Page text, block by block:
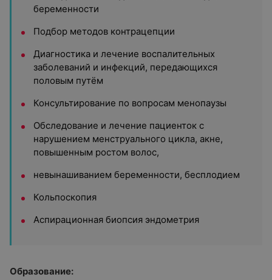
беременности
Подбор методов контрацепции
Диагностика и лечение воспалительных
заболеваний и инфекций, передающихся
половым путём
Консультирование по вопросам менопаузы
Обследование и лечение пациенток с
нарушением менструального цикла, акне,
повышенным ростом волос,
невынашиванием беременности, бесплодием
Кольпоскопия
Аспирационная биопсия эндометрия
Образование: